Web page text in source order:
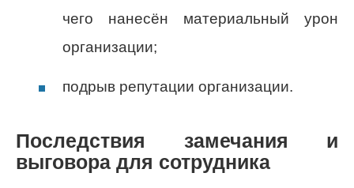
чего нанесён материальный урон
организации;
подрыв репутации организации.
Последствия замечания и
выговора для сотрудника